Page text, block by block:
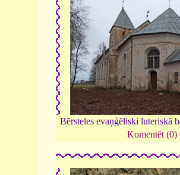
Bērsteles evaņģēliski luteriskā
Komentēt (0)